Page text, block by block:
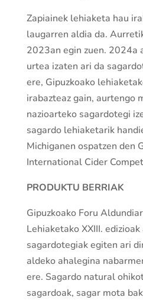
Zapiainek lehiaketa hau
laugarren aldia da.
2023an egin zuen. 2024a
urtea izaten ari da
ere, Gipuzkoako
irabazteaz gain, aurtengo
nazioarteko sagardotegi
sagardo lehiaketarik
Michiganen ospatzen den
International Cider
PRODUKTU BERRIAK
Gipuzkoako Foru
Lehiaketako XXIII.
sagardotegiak egiten ari
aldeko ahalegina
ere. Sagardo natural
sagardoak, sagar mota